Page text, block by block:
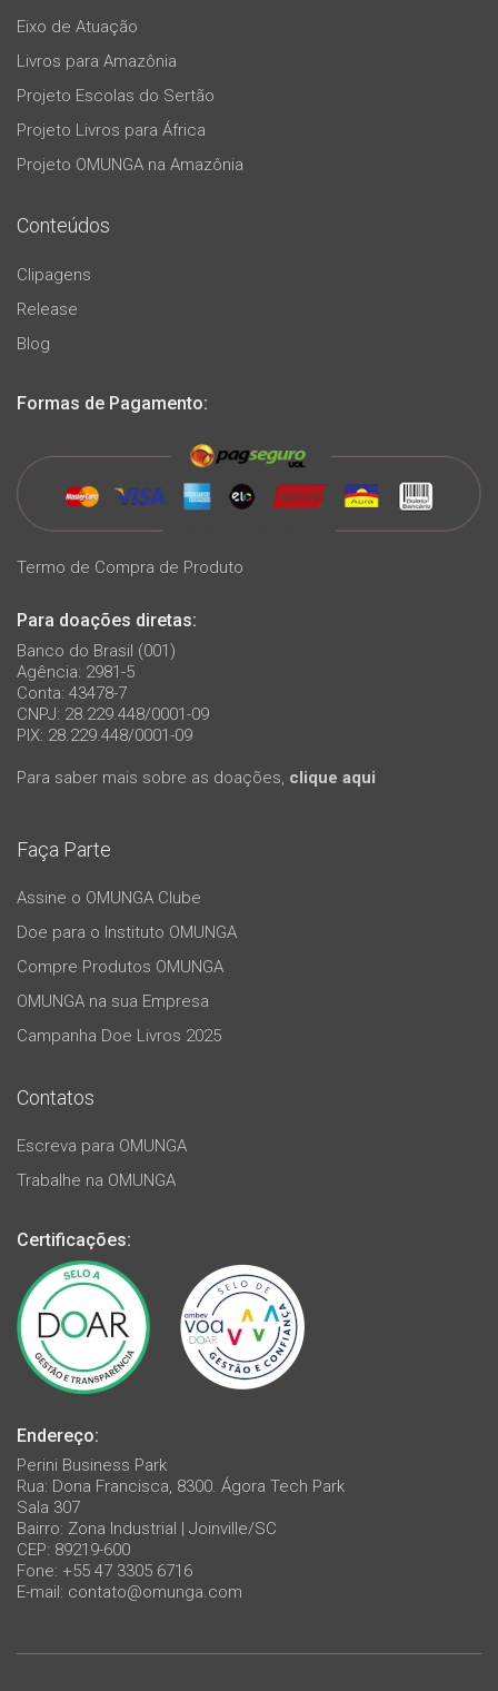
Eixo de Atuação
Livros para Amazônia
Projeto Escolas do Sertão
Projeto Livros para África
Projeto OMUNGA na Amazônia
Conteúdos
Clipagens
Release
Blog
Formas de Pagamento:
Termo de Compra de Produto
Para doações diretas:
Banco do Brasil (001)
Agência: 2981-5
Conta: 43478-7
CNPJ: 28.229.448/0001-09
PIX: 28.229.448/0001-09
Para saber mais sobre as doações, clique aqui
Faça Parte
Assine o OMUNGA Clube
Doe para o Instituto OMUNGA
Compre Produtos OMUNGA
OMUNGA na sua Empresa
Campanha Doe Livros 2025
Contatos
Escreva para OMUNGA
Trabalhe na OMUNGA
Certificações:
Endereço:
Perini Business Park
Rua: Dona Francisca, 8300. Ágora Tech Park
Sala 307
Bairro: Zona Industrial | Joinville/SC
CEP: 89219-600
Fone: +55 47 3305 6716
E-mail: contato@omunga.com